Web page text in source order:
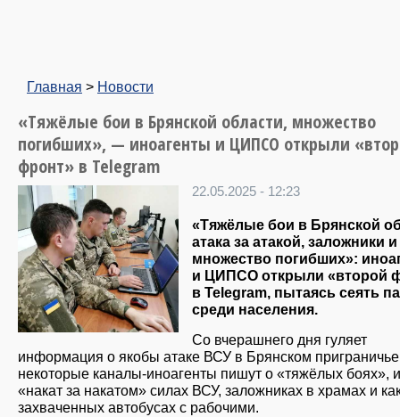
Главная > Новости
«Тяжёлые бои в Брянской области, множество
погибших», — иноагенты и ЦИПСО открыли
фронт» в Telegram
22.05.2025 - 12:23
«Тяжёлые бои в Брянской
атака за атакой, заложники и
множество погибших»:
и ЦИПСО открыли «второй
в Telegram, пытаясь сеять
среди населения.
Со вчерашнего дня гуляет
информация о якобы атаке ВСУ в Брянском
некоторые каналы-иноагенты пишут о «тяжёлых боях»,
«накат за накатом» силах ВСУ, заложниках в храмах и
захваченных автобусах с рабочими.